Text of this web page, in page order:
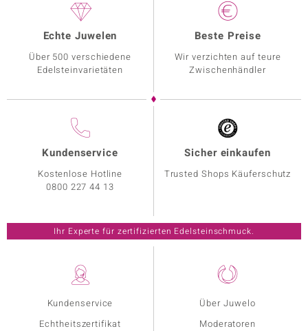
Kundenservice
Echtheitszertifikat
Über Juwelo
Moderatoren
Echte Juwelen
Über 500 verschiedene
Edelsteinvarietäten
Beste Preise
Wir verzichten auf teure
Zwischenhändler
Kundenservice
Kostenlose Hotline
0800 227 44 13
Sicher einkaufen
Trusted Shops Käuferschutz
Ihr Experte für zertifizierten Edelsteinschmuck.